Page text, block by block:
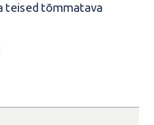
teised tõmmatava